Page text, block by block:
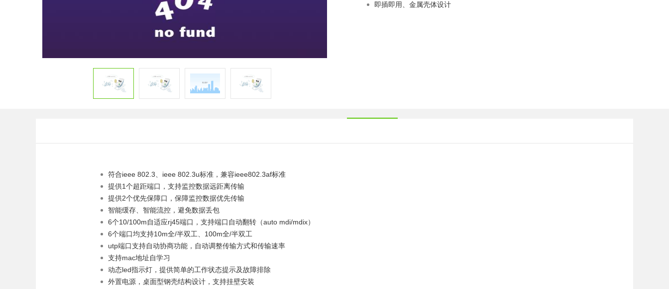
即插即用、金属壳体设计
符合ieee 802.3、ieee 802.3u标准，兼容ieee802.3af标准
提供1个超距端口，支持监控数据远距离传输
提供2个优先保障口，保障监控数据优先传输
智能缓存、智能流控，避免数据丢包
6个10/100m自适应rj45端口，支持端口自动翻转（auto mdi/mdix）
6个端口均支持10m全/半双工、100m全/半双工
utp端口支持自动协商功能，自动调整传输方式和传输速率
支持mac地址自学习
动态led指示灯，提供简单的工作状态提示及故障排除
外置电源，桌面型钢壳结构设计，支持挂壁安装